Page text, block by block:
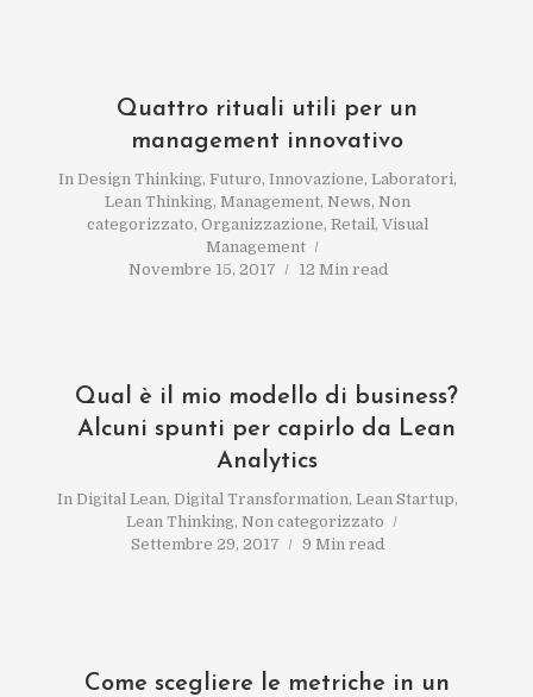
Quattro rituali utili per un
management innovativo
In Design Thinking, Futuro, Innovazione, Laboratori,
Lean Thinking, Management, News, Non
categorizzato, Organizzazione, Retail, Visual
Management
Novembre 15, 2017
12 Min read
Qual è il mio modello di business?
Alcuni spunti per capirlo da Lean
Analytics
In Digital Lean, Digital Transformation, Lean Startup,
Lean Thinking, Non categorizzato
Settembre 29, 2017
9 Min read
Come scegliere le metriche in un